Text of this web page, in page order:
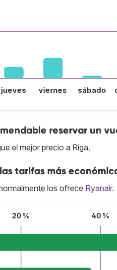
jueves viernes sábado
reservar un
el mejor precio a Riga.
tarifas más
los ofrece Ryanair.
20 % 40 %